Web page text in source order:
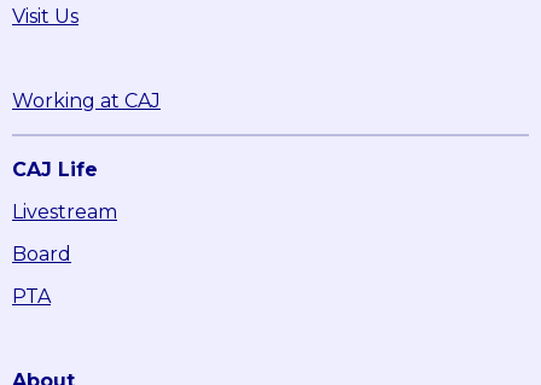
Visit Us
Working at CAJ
CAJ Life
Livestream
Board
PTA